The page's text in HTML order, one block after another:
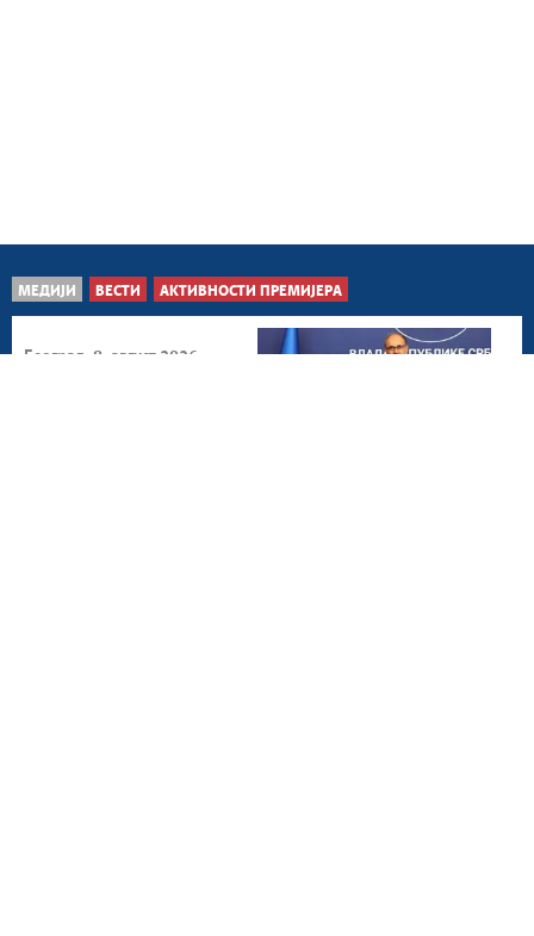
МЕДИЈИ ВЕСТИ АКТИВНОСТИ ПРЕМИЈЕРА
Београд, 8. август 2026.